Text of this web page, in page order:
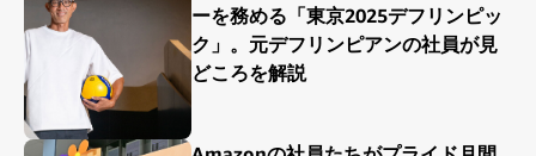
ーを務める「東京2025デフリンピッ
ク」。元デフリンピアンの社員が見
どころを解説